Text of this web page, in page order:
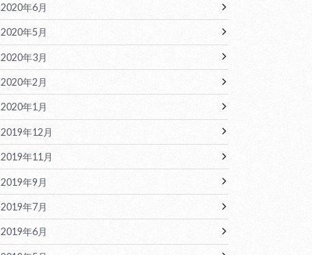
2020年6月
2020年5月
2020年3月
2020年2月
2020年1月
2019年12月
2019年11月
2019年9月
2019年7月
2019年6月